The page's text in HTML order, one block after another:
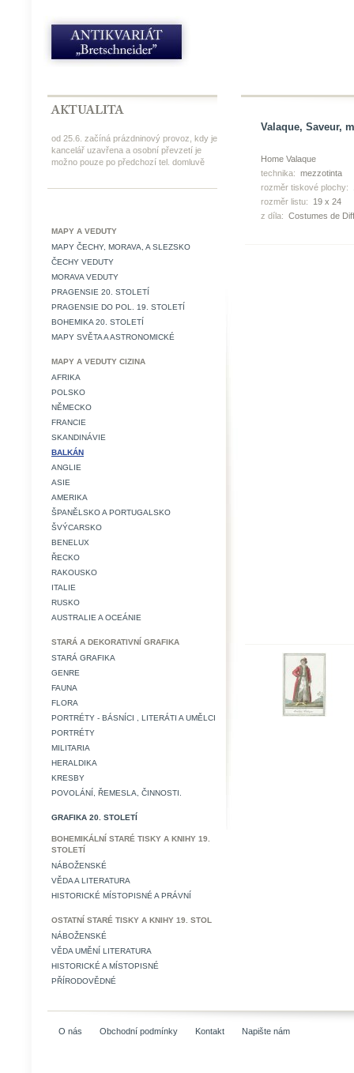
od 25.6. začíná prázdninový provoz, kdy je
kancelář uzavřena a osobní převzetí je
možno pouze po předchozí tel. domluvě
MAPY A VEDUTY
MAPY ČECHY, MORAVA, A SLEZSKO
ČECHY VEDUTY
MORAVA VEDUTY
PRAGENSIE 20. STOLETÍ
PRAGENSIE DO POL. 19. STOLETÍ
BOHEMIKA 20. STOLETÍ
MAPY SVĚTA A ASTRONOMICKÉ
MAPY A VEDUTY CIZINA
AFRIKA
POLSKO
NĚMECKO
FRANCIE
SKANDINÁVIE
BALKÁN
ANGLIE
ASIE
AMERIKA
ŠPANĚLSKO A PORTUGALSKO
ŠVÝCARSKO
BENELUX
ŘECKO
RAKOUSKO
ITALIE
RUSKO
AUSTRALIE A OCEÁNIE
STARÁ A DEKORATIVNÍ GRAFIKA
STARÁ GRAFIKA
GENRE
FAUNA
FLORA
PORTRÉTY - BÁSNÍCI , LITERÁTI A UMĚLCI
PORTRÉTY
MILITARIA
HERALDIKA
KRESBY
POVOLÁNÍ, ŘEMESLA, ČINNOSTI.
GRAFIKA 20. STOLETÍ
BOHEMIKÁLNÍ STARÉ TISKY A KNIHY 19.
STOLETÍ
NÁBOŽENSKÉ
VĚDA A LITERATURA
HISTORICKÉ MÍSTOPISNÉ A PRÁVNÍ
OSTATNÍ STARÉ TISKY A KNIHY 19. STOL
NÁBOŽENSKÉ
VĚDA UMĚNÍ LITERATURA
HISTORICKÉ A MÍSTOPISNÉ
PŘÍRODOVĚDNÉ
Valaque, Saveur,
Home Valaque
technika: mezzotinta
rozměr tiskové plochy:
rozměr listu:
19 x 24
z díla: Costumes de
O nás Obchodní podmínky Kontakt Napište nám